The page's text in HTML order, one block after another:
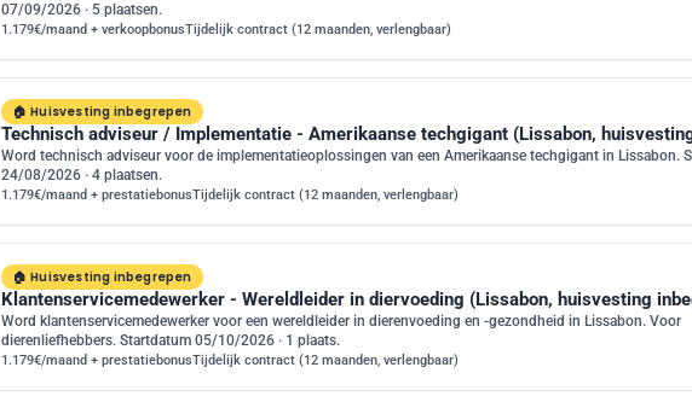
07/09/2026 · 5 plaatsen.
1.179€/maand + verkoopbonusTijdelijk contract (12 maanden, verlengbaar)
Huisvesting inbegrepen
Technisch adviseur / Implementatie - Amerikaanse techgigant (Lissabon,
Word technisch adviseur voor de implementatieoplossingen van een Amerikaanse techgigant in Lissabon.
24/08/2026 · 4 plaatsen.
1.179€/maand + prestatiebonusTijdelijk contract (12 maanden, verlengbaar)
Huisvesting inbegrepen
Klantenservicemedewerker - Wereldleider in diervoeding (Lissabon, huisvesting
Word klantenservicemedewerker voor een wereldleider in dierenvoeding en -gezondheid in Lissabon. Voor
dierenliefhebbers. Startdatum 05/10/2026 · 1 plaats.
1.179€/maand + prestatiebonusTijdelijk contract (12 maanden, verlengbaar)